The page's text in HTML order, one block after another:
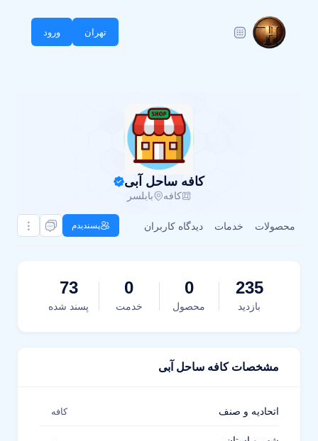
تهران ورود
کافه ساحل آبی
کافه بابلسر
محصولات خدمات دیدگاه کاربران پسندیدم
235
بازدید
0
محصول
0
خدمت
73
پسند شده
مشخصات کافه ساحل آبی
اتحادیه و صنف کافه